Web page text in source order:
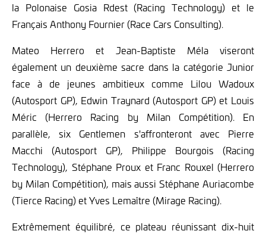
la Polonaise Gosia Rdest (Racing Technology) et le
Français Anthony Fournier (Race Cars Consulting).
Mateo Herrero et Jean-Baptiste Méla viseront
également un deuxième sacre dans la catégorie Junior
face à de jeunes ambitieux comme Lilou Wadoux
(Autosport GP), Edwin Traynard (Autosport GP) et Louis
Méric (Herrero Racing by Milan Compétition). En
parallèle, six Gentlemen s'affronteront avec Pierre
Macchi (Autosport GP), Philippe Bourgois (Racing
Technology), Stéphane Proux et Franc Rouxel (Herrero
by Milan Compétition), mais aussi Stéphane Auriacombe
(Tierce Racing) et Yves Lemaître (Mirage Racing).
Extrêmement équilibré, ce plateau réunissant dix-huit